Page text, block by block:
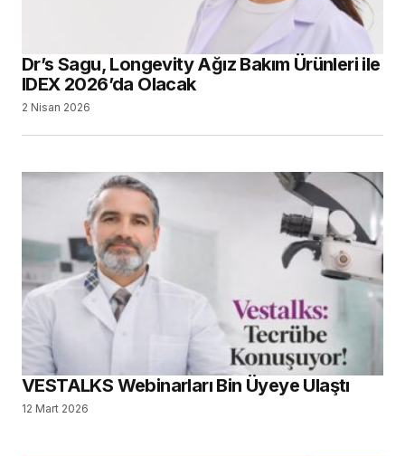
Dr’s Sagu, Longevity Ağız Bakım Ürünleri ile
IDEX 2026’da Olacak
2 Nisan 2026
VESTALKS Webinarları Bin Üyeye Ulaştı
12 Mart 2026